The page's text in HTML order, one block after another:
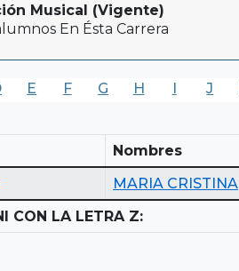
Musical (Vigente)
En Ésta Carrera
E F G H I J
Nombres
MARIA CRISTINA
CON LA LETRA Z: